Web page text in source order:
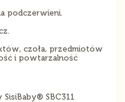
podczerwieni.
czoła, przedmiotów
i powtarzalność
SBC311